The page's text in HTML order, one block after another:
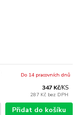
347 Kč/KS
287 Kč bez DPH
Do 14 pracovních dnů
Přidat do košíku